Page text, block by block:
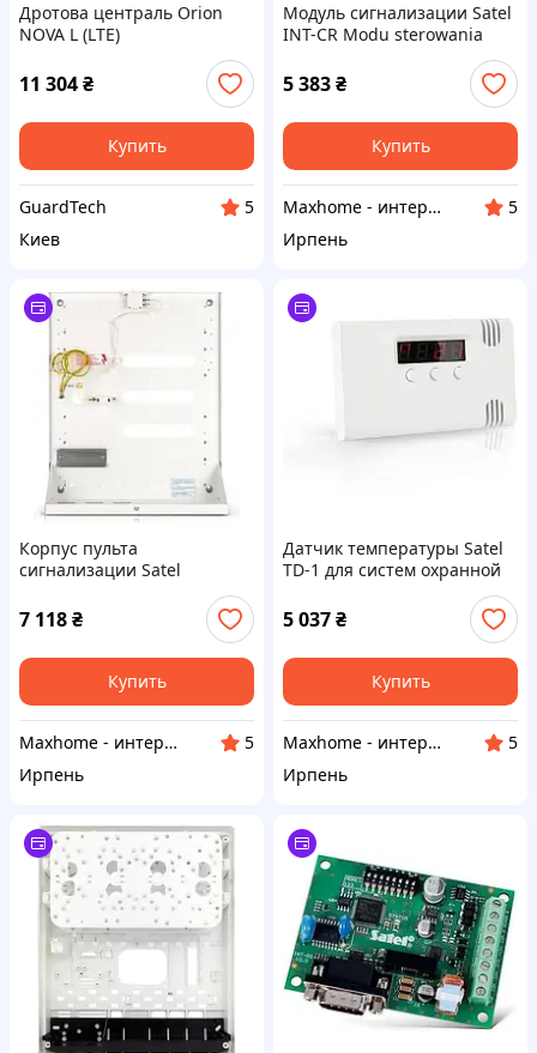
Дротова централь Orion
NOVA L (LTE)
11 304₴
Купить
GuardTech
5
Киев
Модуль сигнализации Satel
INT-CR Modu sterowania
5 383₴
Купить
Maxhome - интернет магазин
5
Ирпень
Корпус пульта
сигнализации Satel
7 118₴
Купить
Maxhome - интернет магазин
5
Ирпень
Датчик температуры Satel
TD-1 для систем охранной
5 037₴
Купить
Maxhome - интернет магазин
5
Ирпень